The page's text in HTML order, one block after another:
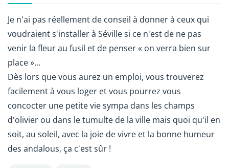
Je n'ai pas réellement de conseil à donner à ceux qui
voudraient s'installer à Séville si ce n'est de ne pas
venir la fleur au fusil et de penser « on verra bien sur
place »...
Dès lors que vous aurez un emploi, vous trouverez
facilement à vous loger et vous pourrez vous
concocter une petite vie sympa dans les champs
d'olivier ou dans le tumulte de la ville mais quoi qu'il en
soit, au soleil, avec la joie de vivre et la bonne humeur
des andalous, ça c'est sûr !